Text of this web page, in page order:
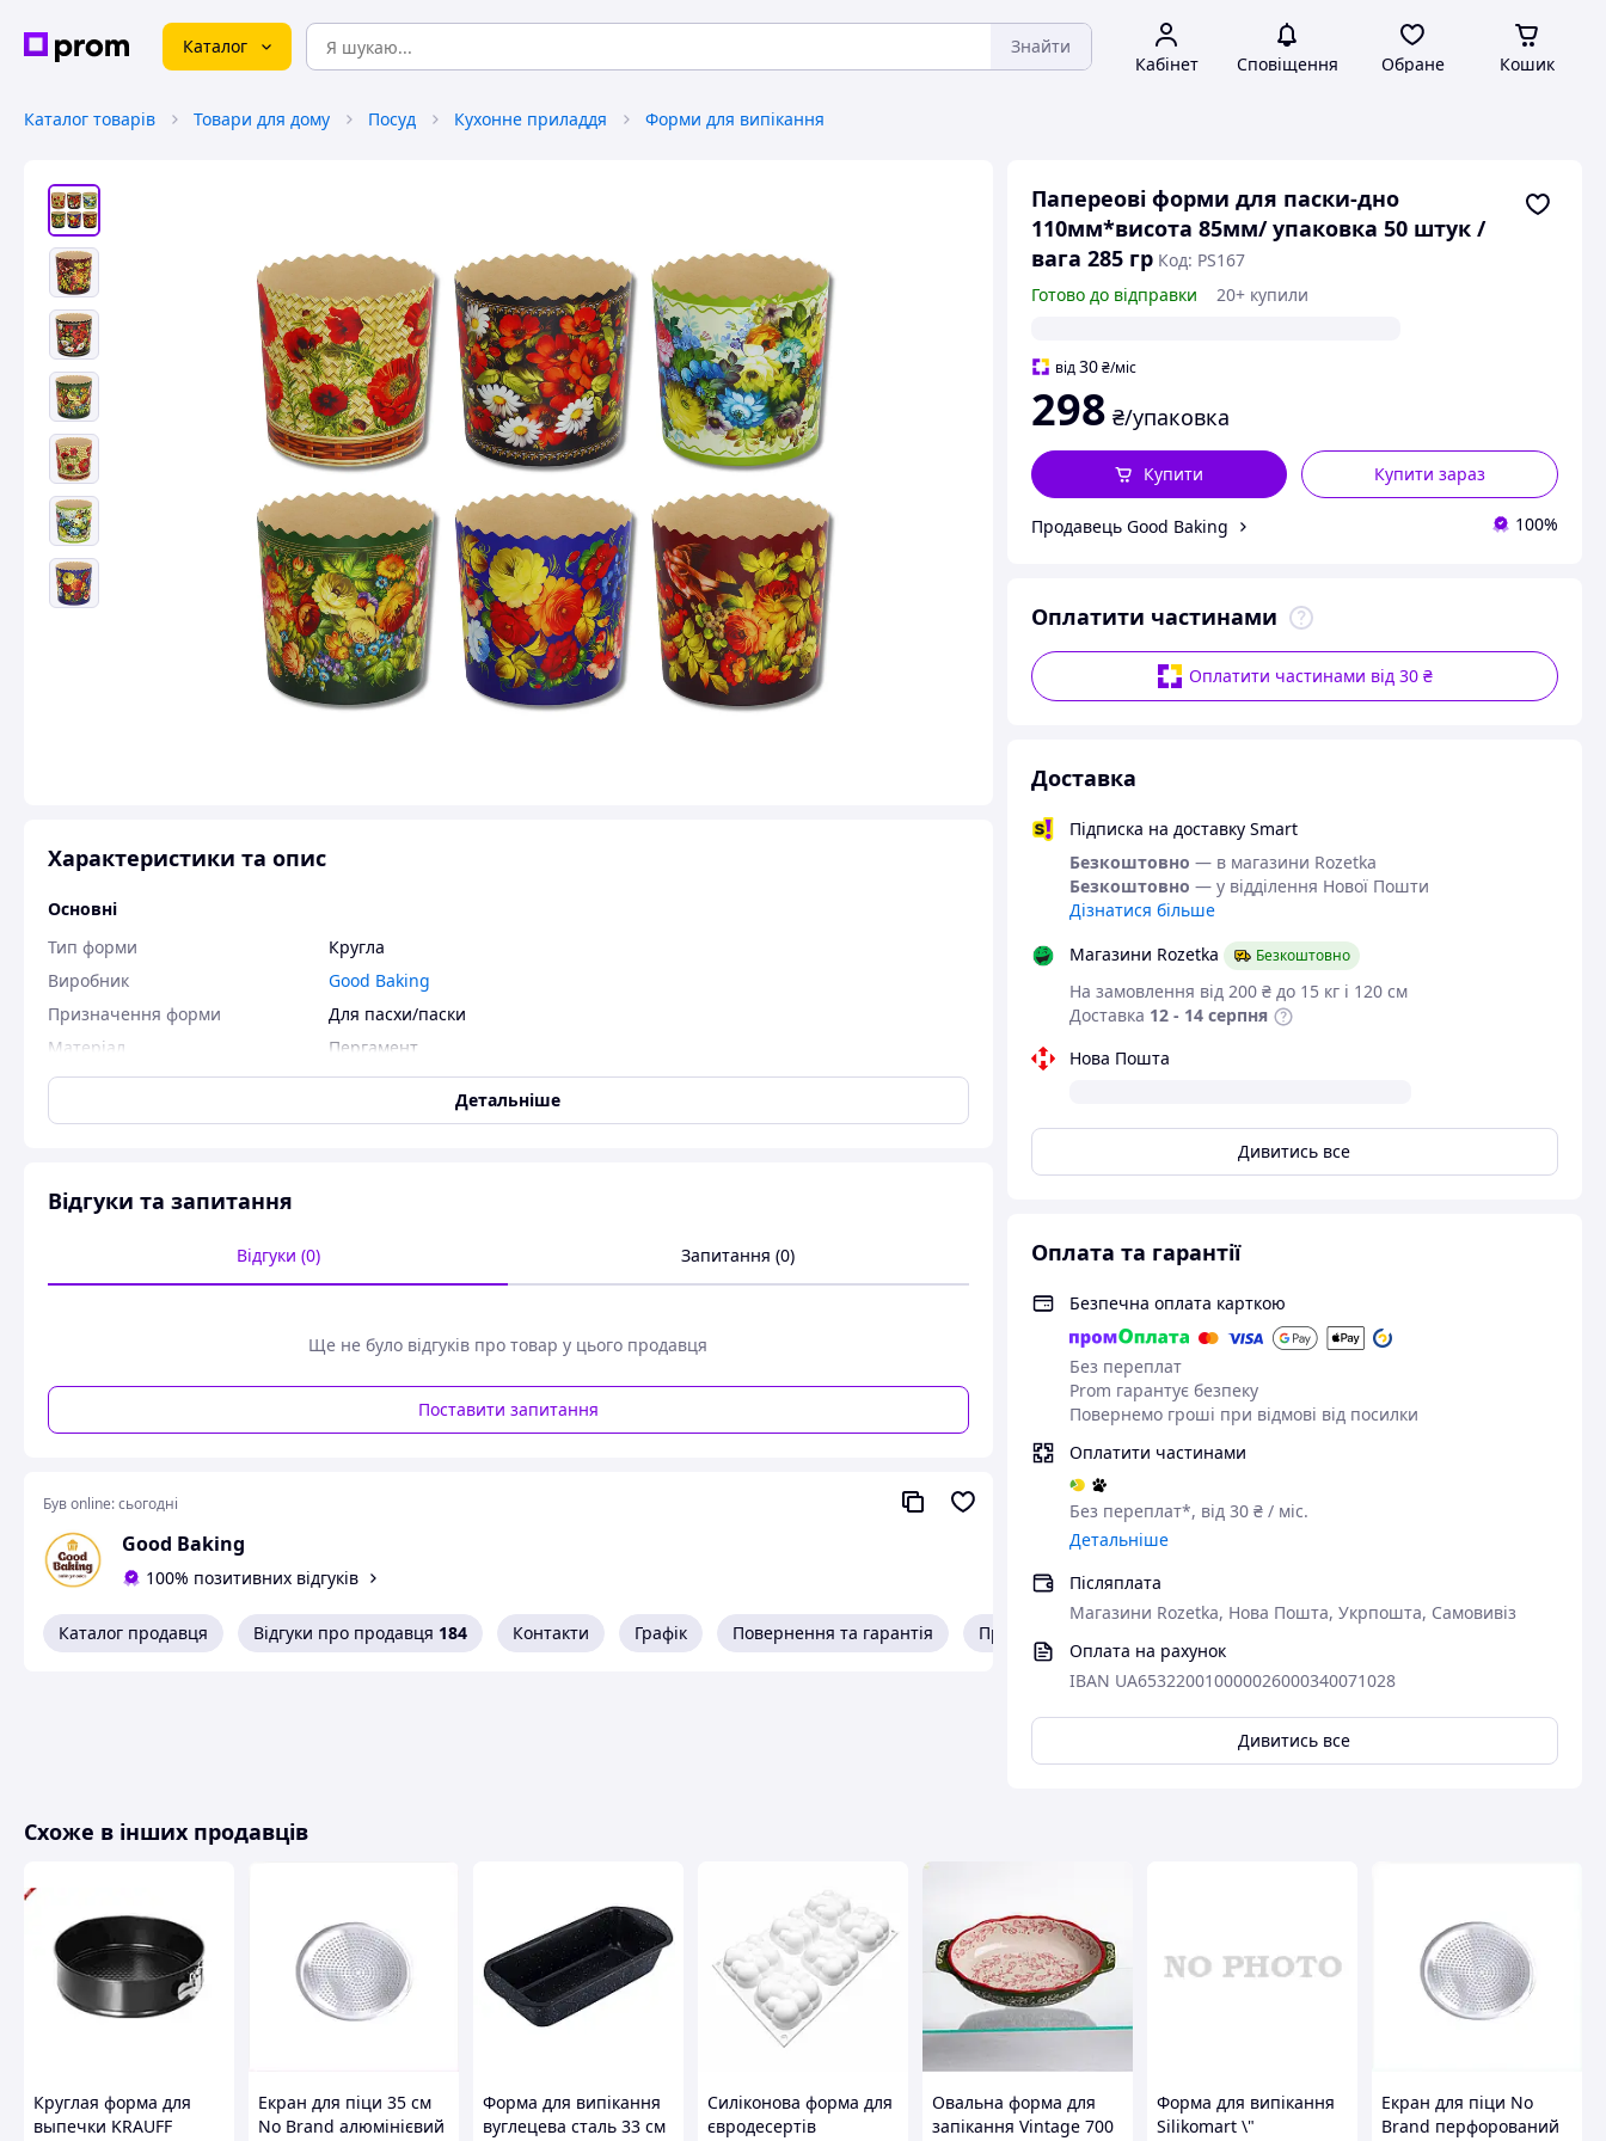
Каталог Знайти
Кабінет Сповіщення Обране Кошик
Каталог товарів Товари для дому Посуд Кухонне приладдя Форми для випікання
Папереові форми для паски-дно
110мм*висота 85мм/ упаковка 50 штук /
вага 285 гр Код: PS167
Готово до відправки
20+ купили
від30 ₴/міс
298 ₴/упаковка
Купити зараз
Купити
Продавець Good Baking 100%
Оплатити частинами
Оплатити частинами від 30 ₴
Доставка
Підписка на доставку Smart
Безкоштовно — в магазини Rozetka
Безкоштовно — у відділення Нової Пошти
Дізнатися більше
Магазини Rozetka
Безкоштовно
На замовлення від 200 ₴ до 15 кг і 120 см
Доставка 12 - 14 серпня
Нова Пошта
Дивитись все
Оплата та гарантії
Безпечна оплата карткою
Без переплат
Prom гарантує безпеку
Повернемо гроші при відмові від посилки
Оплатити частинами
Без переплат*, від 30 ₴ / міс.
Детальніше
Післяплата
Магазини Rozetka, Нова Пошта, Укрпошта, Самовивіз
Оплата на рахунок
IBAN UA653220010000026000340071028
Дивитись все
Характеристики та опис
Основні
Тип форми
Кругла
Виробник
Good Baking
Призначення форми
Для пасхи/паски
Матеріал
Пергамент
Діаметр
110 мм
Висота стінок
Щільність матеріалу, г/м2
Гарантія
24 мес.
Паперові форми для паски / вага паски 285 гр / діаметр 110мм / висота 85мм / мікс із 6-ти
дизайнів
Паперові форми для випічки пасок — це зручне та практичне рішення для створення святкової випічки.
Вони мають міцне дно з хвилястого картону, що забезпечує стійкість, і пергаментні стінки, які не потребують
випікання.
Детальніше
Відгуки та запитання
Відгуки (0) Запитання (0)
Ще не було відгуків про товар у цього продавця
Поставити запитання
Був online:сьогодні
Good Baking
100% позитивних відгуків
Каталог продавця Відгуки про продавця 184 Контакти Графік Повернення та гарантія Про продавця
Схоже в інших продавців
Круглая форма для
выпечки KRAUFF
Екран для піци 35 см
No Brand алюмінієвий
Форма для випікання
вуглецева сталь 33 см
Силіконова форма для
євродесертів
Овальна форма для
запікання Vintage 700
Форма для випікання
Silikomart \"
Екран для піци No
Brand перфорований